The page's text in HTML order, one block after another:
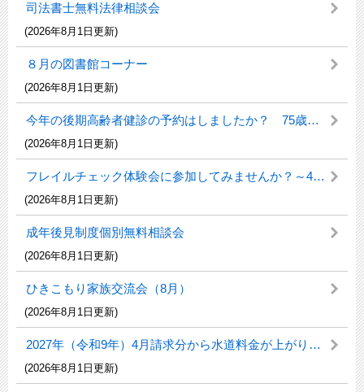
司法書士無料法律相談会
(2026年8月1日更新)
８月の図書館コーナー
(2026年8月1日更新)
今年の後期高齢者健診の予約はしましたか？ 75歳からの健康チェック
(2026年8月1日更新)
フレイルチェック体験会に参加してみませんか？～40歳を過ぎたらフレイル予防に取り組みましょう！～
(2026年8月1日更新)
成年後見制度個別無料相談会
(2026年8月1日更新)
ひきこもり家族交流会（8月）
(2026年8月1日更新)
2027年（令和9年）4月請求分から水道料金が上がります
(2026年8月1日更新)